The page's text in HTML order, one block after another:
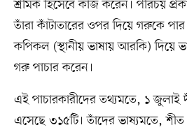
শ্রমিক হিসেবে কাজ করেন। পরিচয়
তাঁরা কাঁটাতারের ওপর দিয়ে গরুকে
কপিকল (স্থানীয় ভাষায় আরকি) দিয়ে
গরু পাচার করেন।
এই পাচারকারীদের তথ্যমতে, ১ জুলাই
এসেছে ৩১৫টি। তাঁদের ভাষ্যমতে, শীত